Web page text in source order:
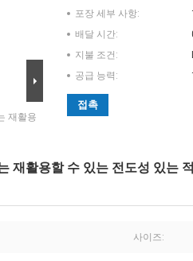
재활용
포장 세부 사항:
배달 시간:
지불 조건:
공급 능력:
접촉
재활용할 수 있는 전도성 있는
사이즈: